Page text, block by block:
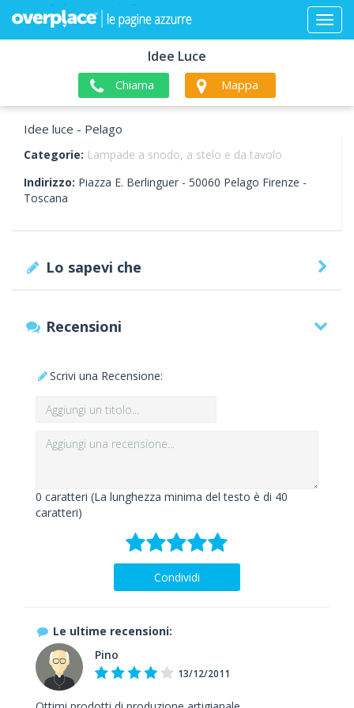
Idee Luce
Chiama Mappa
Idee luce - Pelago
Categorie: Lampade a snodo, a stelo e da tavolo
Indirizzo: Piazza E. Berlinguer - 50060 Pelago Firenze -
Toscana
Lo sapevi che
Recensioni
Scrivi una Recensione:
0 caratteri (La lunghezza minima del testo è di 40
caratteri)
Condividi
Le ultime recensioni:
Pino
13/12/2011